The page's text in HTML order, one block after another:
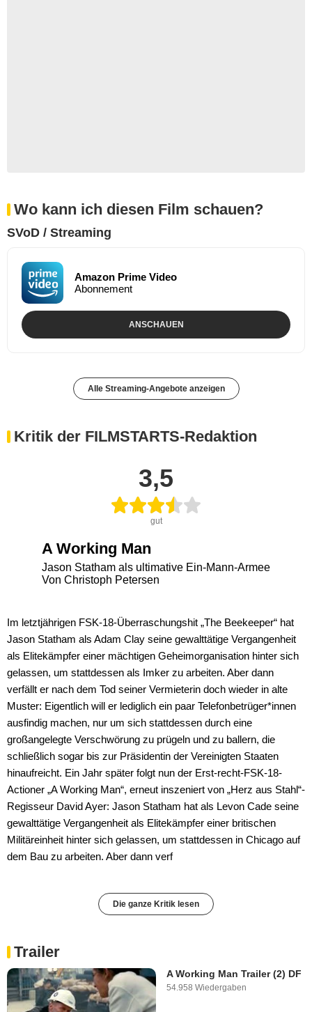
Wo kann ich diesen Film schauen?
SVoD / Streaming
Amazon Prime Video
Abonnement
ANSCHAUEN
Alle Streaming-Angebote anzeigen
Kritik der FILMSTARTS-Redaktion
3,5
gut
A Working Man
Jason Statham als ultimative Ein-Mann-Armee
Von Christoph Petersen
Im letztjährigen FSK-18-Überraschungshit „The Beekeeper“ hat
Jason Statham als Adam Clay seine gewalttätige Vergangenheit
als Elitekämpfer einer mächtigen Geheimorganisation hinter sich
gelassen, um stattdessen als Imker zu arbeiten. Aber dann
verfällt er nach dem Tod seiner Vermieterin doch wieder in alte
Muster: Eigentlich will er lediglich ein paar Telefonbetrüger*innen
ausfindig machen, nur um sich stattdessen durch eine
großangelegte Verschwörung zu prügeln und zu ballern, die
schließlich sogar bis zur Präsidentin der Vereinigten Staaten
hinaufreicht. Ein Jahr später folgt nun der Erst-recht-FSK-18-
Actioner „A Working Man“, erneut inszeniert von „Herz aus Stahl“-
Regisseur David Ayer: Jason Statham hat als Levon Cade seine
gewalttätige Vergangenheit als Elitekämpfer einer britischen
Militäreinheit hinter sich gelassen, um stattdessen in Chicago auf
dem Bau zu arbeiten. Aber dann verf
Die ganze Kritik lesen
Trailer
A Working Man Trailer (2) DF
54.958 Wiedergaben